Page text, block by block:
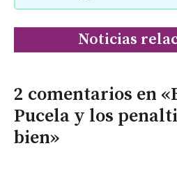
Noticias
2 comentarios en
Pucela y los
bien»